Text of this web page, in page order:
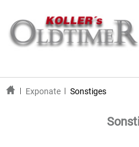
Exponate Sonstiges